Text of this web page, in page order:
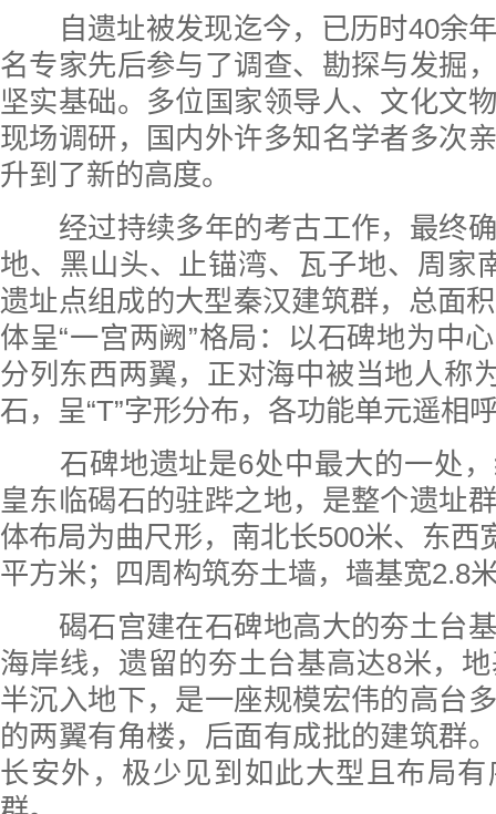
自遗址被发现迄今，已历时40余年
名专家先后参与了调查、勘探与发掘
坚实基础。多位国家领导人、文化文
现场调研，国内外许多知名学者多次
升到了新的高度。
经过持续多年的考古工作，最终确
地、黑山头、止锚湾、瓦子地、周家
遗址点组成的大型秦汉建筑群，总面
体呈“一宫两阙”格局：以石碑地为中
分列东西两翼，正对海中被当地人称
石，呈“T”字形分布，各功能单元遥相
石碑地遗址是6处中最大的一处，
皇东临碣石的驻跸之地，是整个遗址
体布局为曲尺形，南北长500米、东西
平方米；四周构筑夯土墙，墙基宽2.8
碣石宫建在石碑地高大的夯土台基
海岸线，遗留的夯土台基高达8米，
半沉入地下，是一座规模宏伟的高台
的两翼有角楼，后面有成批的建筑群
长安外，极少见到如此大型且布局